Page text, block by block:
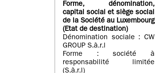
Forme, dénomination,
capital social et siège social
de la Société au Luxembourg
(Etat de destination)
Dénomination sociale : CW
GROUP S.à.r.l
Forme : société à
responsabilité limitée
(S.à.r.l)